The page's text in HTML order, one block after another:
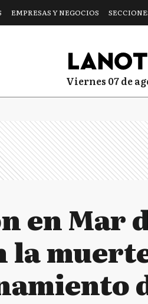
EMPRESAS Y NEGOCIOS
viernes 07 de
en Mar
la